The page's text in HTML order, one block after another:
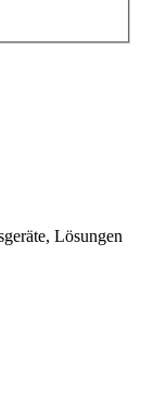
Lösungen